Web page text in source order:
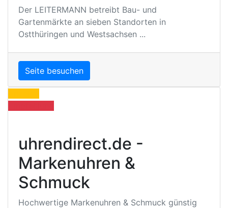
Der LEITERMANN betreibt Bau- und
Gartenmärkte an sieben Standorten in
Ostthüringen und Westsachsen ...
Seite besuchen
uhrendirect.de -
Markenuhren &
Schmuck
Hochwertige Markenuhren & Schmuck günstig